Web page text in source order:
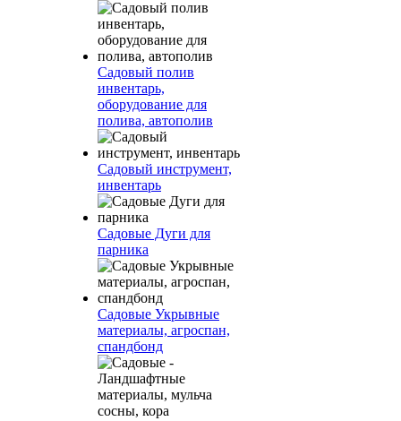
Садовый полив
инвентарь,
оборудование для
полива, автополив
Садовый инструмент,
инвентарь
Садовые Дуги для
парника
Садовые Укрывные
материалы, агроспан,
спандбонд